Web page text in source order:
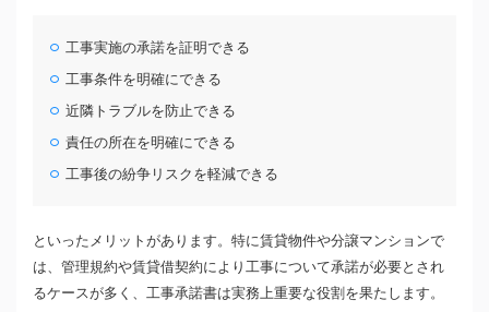
工事実施の承諾を証明できる
工事条件を明確にできる
近隣トラブルを防止できる
責任の所在を明確にできる
工事後の紛争リスクを軽減できる
といったメリットがあります。特に賃貸物件や分譲マンションで
は、管理規約や賃貸借契約により工事について承諾が必要とされ
るケースが多く、工事承諾書は実務上重要な役割を果たします。